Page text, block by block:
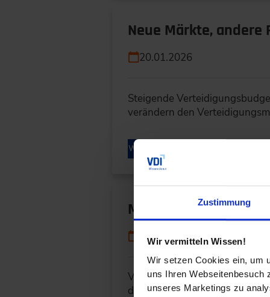
Zustimmung
Wir vermitteln Wissen!
Wir setzen Cookies ein, um
uns Ihren Webseitenbesuch
unseres Marketings zu
Neue Märkte,
20.01.2026
Steigende
verändern den
WEITERLESEN
Mit
08.12.2025
Vom Ankündigen ins Machen
diskutierten KI-Strategien,